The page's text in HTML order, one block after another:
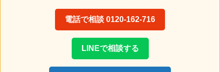
電話で相談 0120-162-716
LINEで相談する